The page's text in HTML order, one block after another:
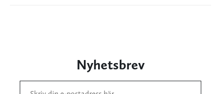
Nyhetsbrev